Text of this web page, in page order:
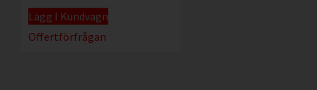
Lägg I Kundvagn
Offertförfrågan